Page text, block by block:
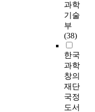
과학
기술
부
(38)
한국
과학
창의
재단
국정
도서